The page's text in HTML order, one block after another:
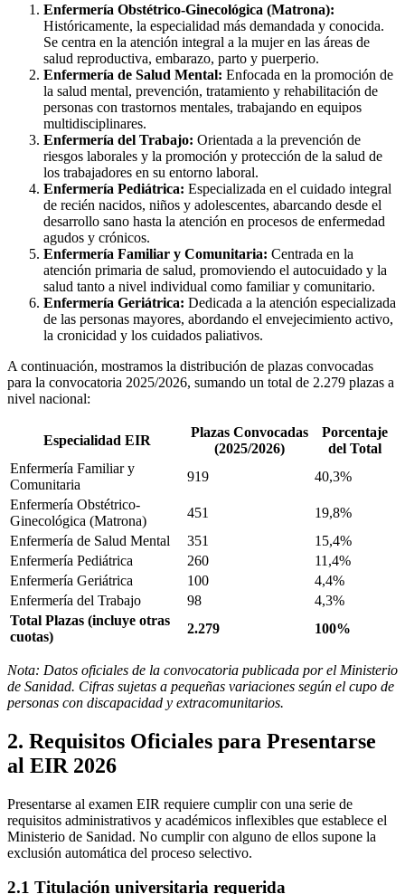
Enfermería Obstétrico-Ginecológica (Matrona):
Históricamente, la especialidad más demandada y conocida.
Se centra en la atención integral a la mujer en las áreas de
salud reproductiva, embarazo, parto y puerperio.
Enfermería de Salud Mental: Enfocada en la promoción de
la salud mental, prevención, tratamiento y rehabilitación de
personas con trastornos mentales, trabajando en equipos
multidisciplinares.
Enfermería del Trabajo: Orientada a la prevención de
riesgos laborales y la promoción y protección de la salud de
los trabajadores en su entorno laboral.
Enfermería Pediátrica: Especializada en el cuidado integral
de recién nacidos, niños y adolescentes, abarcando desde el
desarrollo sano hasta la atención en procesos de enfermedad
agudos y crónicos.
Enfermería Familiar y Comunitaria: Centrada en la
atención primaria de salud, promoviendo el autocuidado y la
salud tanto a nivel individual como familiar y comunitario.
Enfermería Geriátrica: Dedicada a la atención especializada
de las personas mayores, abordando el envejecimiento activo,
la cronicidad y los cuidados paliativos.
A continuación, mostramos la distribución de plazas convocadas
para la convocatoria 2025/2026, sumando un total de 2.279 plazas a
nivel nacional:
Especialidad EIR
Plazas Convocadas
(2025/2026)
Porcentaje
del Total
Enfermería Familiar y
Comunitaria
919
40,3%
Enfermería Obstétrico-
Ginecológica (Matrona)
451
19,8%
Enfermería de Salud Mental
351
15,4%
Enfermería Pediátrica
260
11,4%
Enfermería Geriátrica
100
4,4%
Enfermería del Trabajo
98
4,3%
Total Plazas (incluye otras
cuotas)
2.279 100%
Nota: Datos oficiales de la convocatoria publicada por el Ministerio
de Sanidad. Cifras sujetas a pequeñas variaciones según el cupo de
personas con discapacidad y extracomunitarios.
2. Requisitos Oficiales para Presentarse
al EIR 2026
Presentarse al examen EIR requiere cumplir con una serie de
requisitos administrativos y académicos inflexibles que establece el
Ministerio de Sanidad. No cumplir con alguno de ellos supone la
exclusión automática del proceso selectivo.
2.1 Titulación universitaria requerida